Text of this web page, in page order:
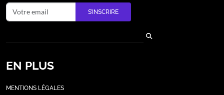
S’INSCRIRE
EN PLUS
MENTIONS LÉGALES